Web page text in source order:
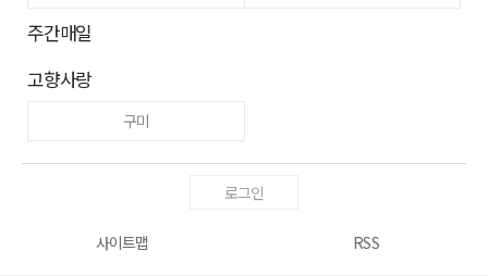
주간매일
고향사랑
구미
로그인
사이트맵 RSS